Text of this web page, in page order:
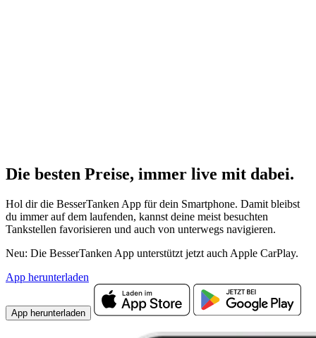
Die besten Preise, immer live mit dabei.
Hol dir die BesserTanken App für dein Smartphone. Damit bleibst
du immer auf dem laufenden, kannst deine meist besuchten
Tankstellen favorisieren und auch von unterwegs navigieren.
Neu: Die BesserTanken App unterstützt jetzt auch Apple CarPlay.
App herunterladen
App herunterladen